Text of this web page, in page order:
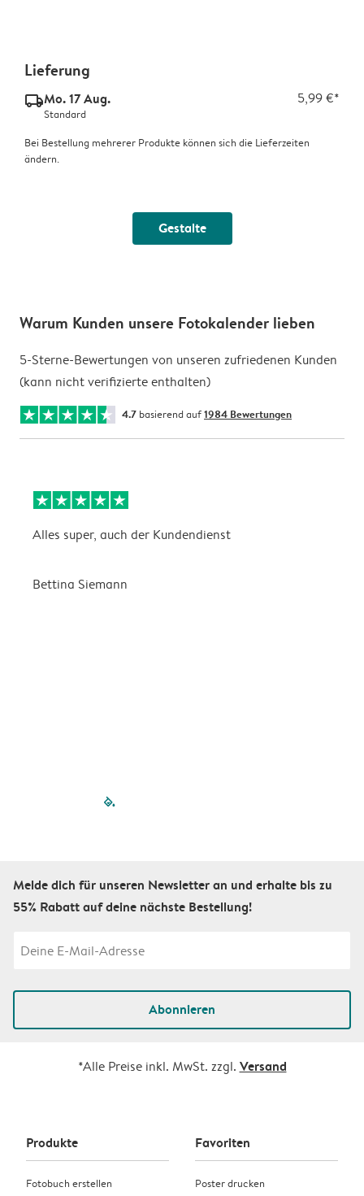
Lieferung
delivery_standard_v2Mo. 17 Aug. 5,99 €*
Standard
Bei Bestellung mehrerer Produkte können sich die Lieferzeiten
ändern.
Gestalte
Warum Kunden unsere Fotokalender lieben
5-Sterne-Bewertungen von unseren zufriedenen Kunden
(kann nicht verifizierte enthalten)
4.7 basierend auf1984 Bewertungen
Alles super, auch der Kundendienst
Bettina Siemann
filled-pagination
Melde dich für unseren Newsletter an und erhalte bis zu
55% Rabatt auf deine nächste Bestellung!
Abonnieren
*Alle Preise inkl. MwSt. zzgl. Versand
Produkte
Fotobuch erstellen
Favoriten
Poster drucken